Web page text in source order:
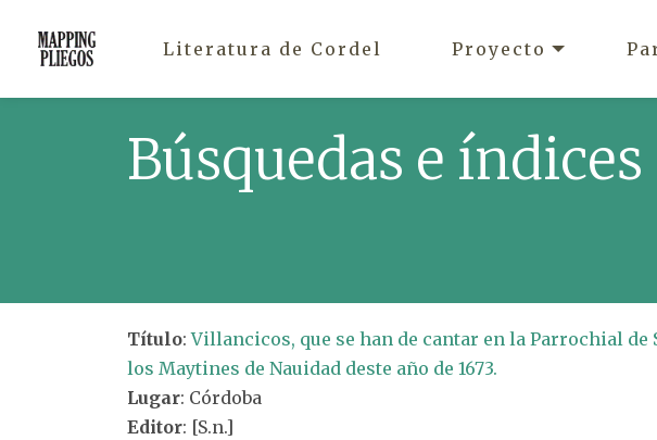
Literatura de Cordel Proyecto
Búsquedas e índices
Título:Villancicos, que se han de cantar en la Parrochial de
los Maytines de Nauidad deste año de 1673.
Lugar: Córdoba
Editor: [S.n.]